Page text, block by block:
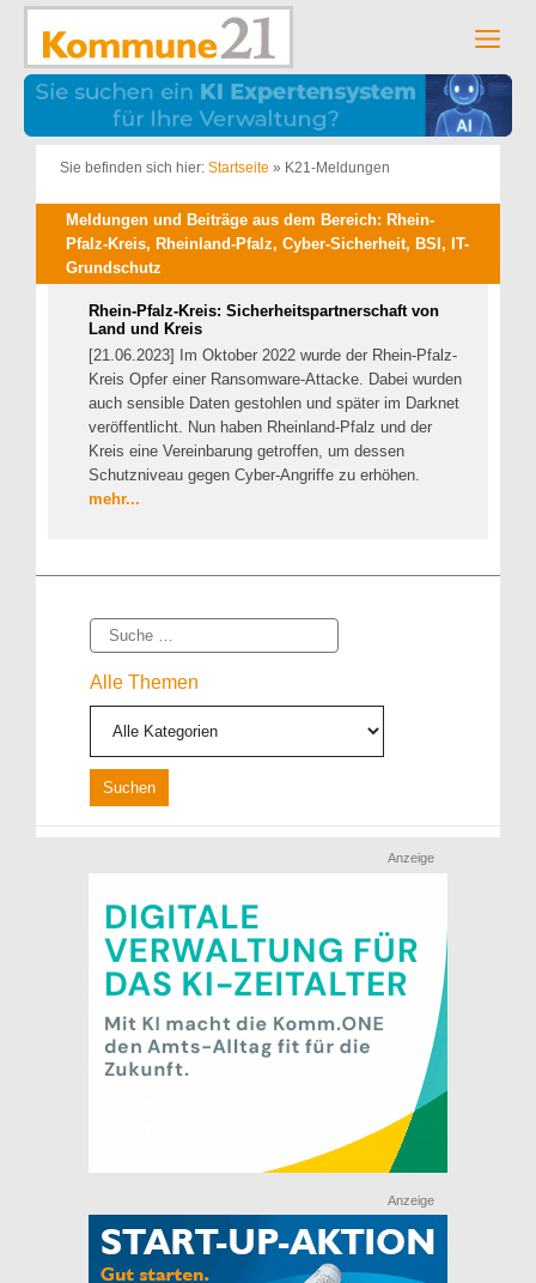
Zum
springen
Sie befinden sich hier: Startseite » K21-Meldungen
Meldungen und Beiträge aus dem Bereich: Rhein-
Pfalz-Kreis, Rheinland-Pfalz, Cyber-Sicherheit, BSI, IT-
Grundschutz
Rhein-Pfalz-Kreis: Sicherheitspartnerschaft von
Land und Kreis
[21.06.2023] Im Oktober 2022 wurde der Rhein-Pfalz-
Kreis Opfer einer Ransomware-Attacke. Dabei wurden
auch sensible Daten gestohlen und später im Darknet
veröffentlicht. Nun haben Rheinland-Pfalz und der
Kreis eine Vereinbarung getroffen, um dessen
Schutzniveau gegen Cyber-Angriffe zu erhöhen.
mehr...
Suche
Alle Themen
Anzeige
Anzeige